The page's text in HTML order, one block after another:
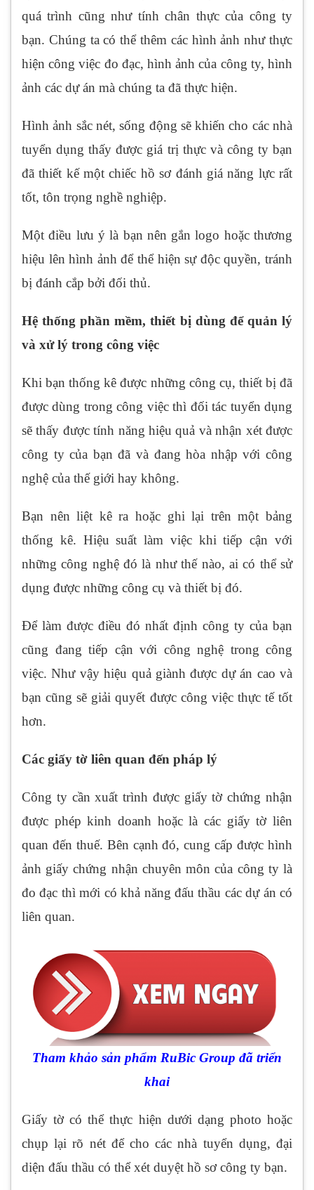
quá trình cũng như tính chân thực của công ty
bạn. Chúng ta có thể thêm các hình ảnh như thực
hiện công việc đo đạc, hình ảnh của công ty, hình
ảnh các dự án mà chúng ta đã thực hiện.
Hình ảnh sắc nét, sống động sẽ khiến cho các nhà
tuyển dụng thấy được giá trị thực và công ty bạn
đã thiết kế một chiếc hồ sơ đánh giá năng lực rất
tốt, tôn trọng nghề nghiệp.
Một điều lưu ý là bạn nên gắn logo hoặc thương
hiệu lên hình ảnh để thể hiện sự độc quyền, tránh
bị đánh cắp bởi đối thủ.
Hệ thống phần mềm, thiết bị dùng để quản lý
và xử lý trong công việc
Khi bạn thống kê được những công cụ, thiết bị đã
được dùng trong công việc thì đối tác tuyển dụng
sẽ thấy được tính năng hiệu quả và nhận xét được
công ty của bạn đã và đang hòa nhập với công
nghệ của thế giới hay không.
Bạn nên liệt kê ra hoặc ghi lại trên một bảng
thống kê. Hiệu suất làm việc khi tiếp cận với
những công nghệ đó là như thế nào, ai có thể sử
dụng được những công cụ và thiết bị đó.
Để làm được điều đó nhất định công ty của bạn
cũng đang tiếp cận với công nghệ trong công
việc. Như vậy hiệu quả giành được dự án cao và
bạn cũng sẽ giải quyết được công việc thực tế tốt
hơn.
Các giấy tờ liên quan đến pháp lý
Công ty cần xuất trình được giấy tờ chứng nhận
được phép kinh doanh hoặc là các giấy tờ liên
quan đến thuế. Bên cạnh đó, cung cấp được hình
ảnh giấy chứng nhận chuyên môn của công ty là
đo đạc thì mới có khả năng đấu thầu các dự án có
liên quan.
Tham khảo sản phẩm RuBic Group đã triển
khai
Giấy tờ có thể thực hiện dưới dạng photo hoặc
chụp lại rõ nét để cho các nhà tuyển dụng, đại
diện đấu thầu có thể xét duyệt hồ sơ công ty bạn.